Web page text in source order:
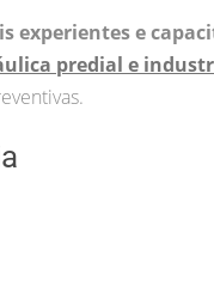
experientes e
predial e